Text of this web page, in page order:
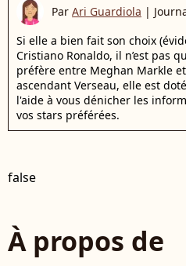
Par Ari Guardiola |
Si elle a bien fait son choix
Cristiano Ronaldo, il n’est pas
préfère entre Meghan Markle
ascendant Verseau, elle est
l'aide à vous dénicher les
vos stars préférées.
false
À propos de